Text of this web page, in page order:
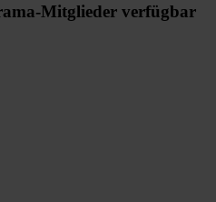
Mitglieder verfügbar